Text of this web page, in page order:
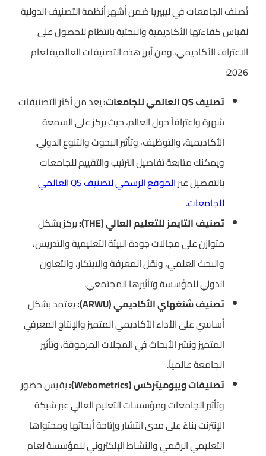
تُصنف الجامعات في ليبيريا ضمن أشهر أنظمة التصنيف الدولية
لقياس كفاءتها الأكاديمية والبحثية بانتظام للحصول على
الاعتراف الأكاديمي، ومن أبرز هذه التصنيفات العالمية لعام
2026:
تصنيف QS العالمي للجامعات:
يعد من أكثر التصنيفات
شهرة واعترافاً حول العالم، حيث يركز على السمعة
الأكاديمية، والتوظيف، وتأثير البحوث والتنوع الدولي.
ويمكنك متابعة تفاصيل الترتيب والتقييم للجامعات
بالتفصيل عبر
الموقع الرسمي لتصنيف QS العالمي
للجامعات.
تصنيف التايمز للتعليم العالي (THE):
يركز بشكل
متوازن على مجالات جودة البيئة التعليمية والتدريس،
والبحث العلمي، ونقل المعرفة والابتكار، والتعاون
الدولي للمؤسسة وتأثيرها المجتمعي.
تصنيف شنغهاي الأكاديمي (ARWU):
يعتمد بشكل
أساسي على الأداء الأكاديمي المتميز والإنتاج المعرفي
المتميز ونشر الأبحاث في المجلات المرموقة، وتأثير
الجامعة عالمياً.
تصنيفات ويبوميتركس (Webometrics):
يقيس حضور
وتأثير الجامعات ومؤسسات التعليم العالي عبر شبكة
الإنترنت بناءً على مدى انتشار وإتاحة أبحاثها ومحتواها
التعليمي الرقمي والنشاط الإلكتروني للمؤسسة لعام